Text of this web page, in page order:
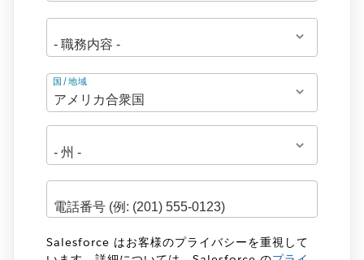
住
所
国/地域
Salesforce はお客様のプライバシーを重視して